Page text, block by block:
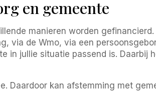
en gemeente
manieren worden
via de Wmo, via een
in jullie situatie passend is. Daarbij
Daardoor kan afstemming met